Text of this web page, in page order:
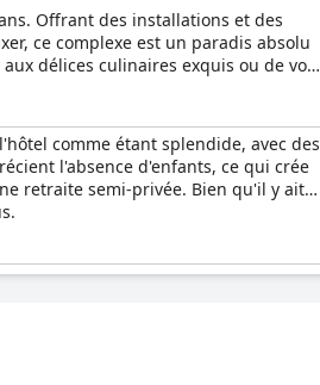
Offrant des installations et des
ce complexe est un paradis absolu
délices culinaires exquis ou de vous
comme étant splendide, avec des
l'absence d'enfants, ce qui crée
retraite semi-privée. Bien qu'il y ait